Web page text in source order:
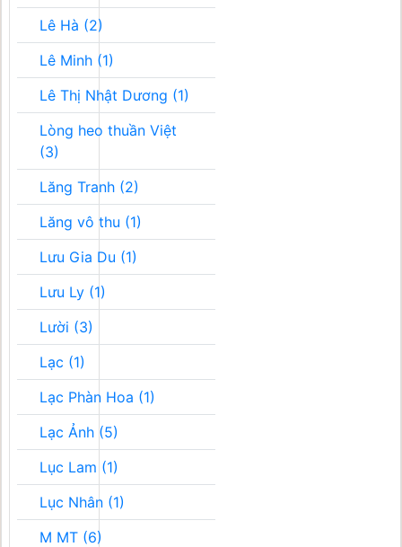
Lê Hà (2)
Lê Minh (1)
Lê Thị Nhật Dương (1)
Lòng heo thuần Việt
(3)
Lăng Tranh (2)
Lăng vô thu (1)
Lưu Gia Du (1)
Lưu Ly (1)
Lười (3)
Lạc (1)
Lạc Phàn Hoa (1)
Lạc Ảnh (5)
Lục Lam (1)
Lục Nhân (1)
M MT (6)